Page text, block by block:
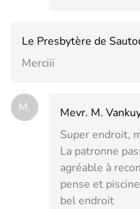
Le Presbytère de
Merciii
M.
Mevr. M.
Super endroit,
La patronne
agréable à
pense et
bel endroit